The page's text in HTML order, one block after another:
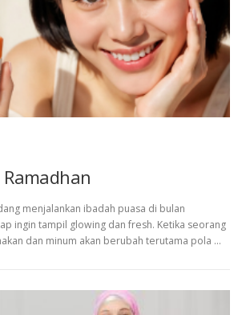
menjalankan ibadah puasa di bulan
ingin tampil glowing dan fresh. Ketika seorang
dan minum akan berubah terutama pola …